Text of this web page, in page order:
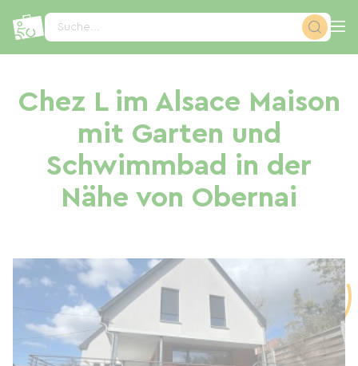
Suche...
Chez L im Alsace Maison
mit Garten und
Schwimmbad in der
Nähe von Obernai
Cookie-Einstellungen